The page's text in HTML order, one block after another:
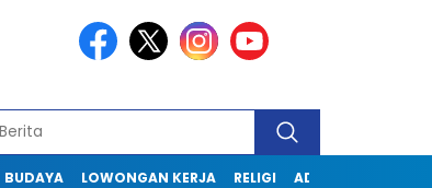
BUDAYA LOWONGAN KERJA RELIGI ADVERTORIAL